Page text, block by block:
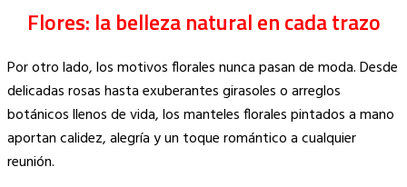
Flores: la belleza natural en cada trazo
Por otro lado, los motivos florales nunca pasan de moda. Desde
delicadas rosas hasta exuberantes girasoles o arreglos
botánicos llenos de vida, los manteles florales pintados a mano
aportan calidez, alegría y un toque romántico a cualquier
reunión.